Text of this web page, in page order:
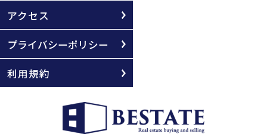
アクセス
プライバシーポリシー
利用規約